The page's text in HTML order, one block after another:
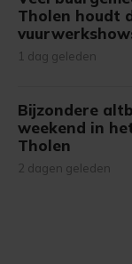
Tholen houdt
1 dag geleden
Bijzondere
weekend in
Tholen
2 dagen geleden